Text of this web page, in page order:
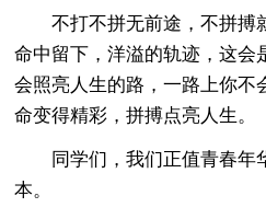
不打不拼无前途，不拼搏
命中留下，洋溢的轨迹，这会
会照亮人生的路，一路上你不
命变得精彩，拼搏点亮人生。
同学们，我们正值青春年
本。